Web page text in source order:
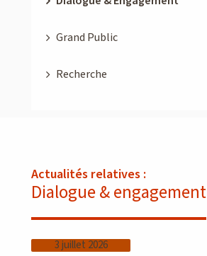
Grand Public
Recherche
Actualités relatives :
Dialogue & engagement
3 juillet 2026